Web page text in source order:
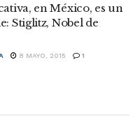
en México, es un
Stiglitz, Nobel de
8 MAYO, 2015 1